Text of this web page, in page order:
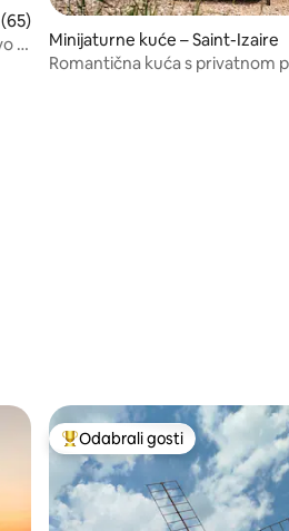
ocjena: 5/5, recenzija: 65
•
Minijaturne kuće – Saint-Izaire
Romantična kuća s privatnom
gosti”
Među najviše rangiranima s
Odabrali gosti